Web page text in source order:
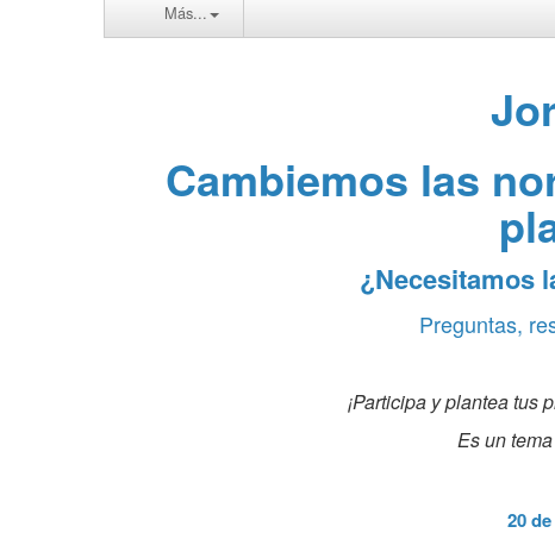
Más...
Cambiemos las
¿Necesitamos
Preguntas,
¡Participa y plantea tus
Es un
20